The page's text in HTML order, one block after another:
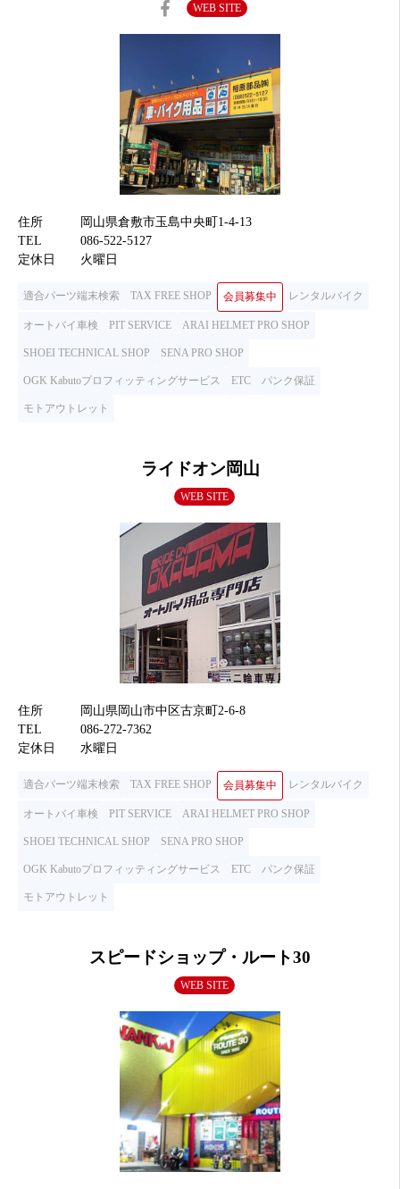
WEB SITE
住所
岡山県倉敷市玉島中央町1-4-13
TEL
086-522-5127
定休日
火曜日
適合パーツ端末検索 TAX FREE SHOP 会員募集中 レンタルバイク
オートバイ車検 PIT SERVICE ARAI HELMET PRO SHOP
SHOEI TECHNICAL SHOP SENA PRO SHOP
OGK Kabutoプロフィッティングサービス ETC パンク保証
モトアウトレット
ライドオン岡山
WEB SITE
住所
岡山県岡山市中区古京町2-6-8
TEL
086-272-7362
定休日
水曜日
適合パーツ端末検索 TAX FREE SHOP 会員募集中 レンタルバイク
オートバイ車検 PIT SERVICE ARAI HELMET PRO SHOP
SHOEI TECHNICAL SHOP SENA PRO SHOP
OGK Kabutoプロフィッティングサービス ETC パンク保証
モトアウトレット
スピードショップ・ルート30
WEB SITE